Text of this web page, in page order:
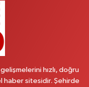
B Erciş Van
hızlı, doğru
haber sitesidir. Şehirde